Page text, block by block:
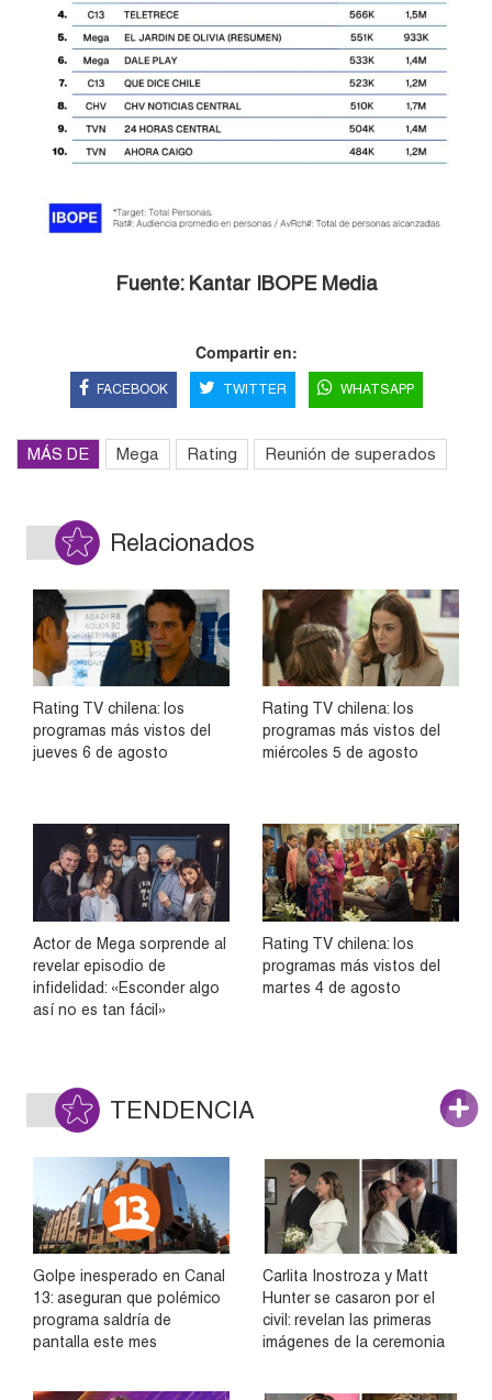
Fuente: Kantar IBOPE Media
Compartir en:
FACEBOOK TWITTER WHATSAPP
MÁS DE Mega Rating Reunión de superados
Relacionados
Rating TV chilena: los
programas más vistos del
jueves 6 de agosto
Rating TV chilena: los
programas más vistos del
miércoles 5 de agosto
Actor de Mega sorprende al
revelar episodio de
infidelidad: «Esconder algo
así no es tan fácil»
Rating TV chilena: los
programas más vistos del
martes 4 de agosto
TENDENCIA
Golpe inesperado en Canal
13: aseguran que polémico
programa saldría de
pantalla este mes
Carlita Inostroza y Matt
Hunter se casaron por el
civil: revelan las primeras
imágenes de la ceremonia